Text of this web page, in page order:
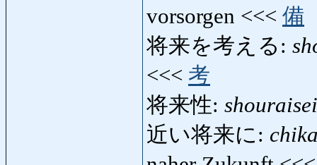
vorsorgen <<< 備
将来を考える:
<<< 考
将来性: shouraisei
近い将来に: